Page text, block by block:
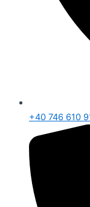
+40 746 610